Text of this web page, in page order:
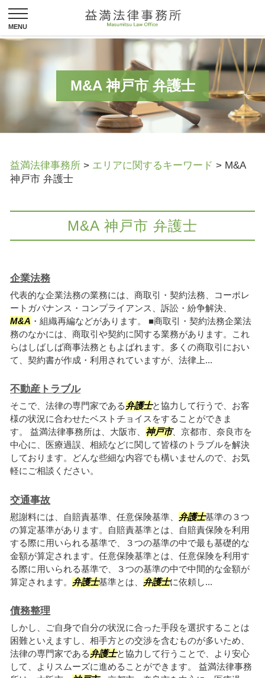
M&A 神戸市 弁護士
益満法律事務所 > エリアに関するキーワード > M&A
神戸市 弁護士
M&A 神戸市 弁護士
企業法務
代表的な企業法務の業務には、商取引・契約法務、コーポレ
ートガバナンス・コンプライアンス、訴訟・紛争解決、
M&A ・組織再編などがあります。 ■商取引・契約法務企業法
務のなかには、商取引や契約に関する業務があります。これ
らはしばしば商事法務ともよばれます。多くの商取引におい
て、契約書が作成・利用されていますが、法律上...
不動産トラブル
そこで、法律の専門家である弁護士と協力して行うで、お客
様の状況に合わせたベストチョイスをすることができま
す。 益満法律事務所は、大阪市、 神戸市、京都市、奈良市を
中心に、医療過誤、相続などに関して皆様のトラブルを解決
しております。どんな些細な内容でも構いませんので、お気
軽にご相談ください。
交通事故
慰謝料には、自賠責基準、任意保険基準、 弁護士基準の３つ
の算定基準があります。自賠責基準とは、自賠責保険を利用
する際に用いられる基準で、３つの基準の中で最も基礎的な
金額が算定されます。任意保険基準とは、任意保険を利用す
る際に用いられる基準で、３つの基準の中で中間的な金額が
算定されます。 弁護士基準とは、 弁護士に依頼し...
債務整理
しかし、ご自身で自分の状況に合った手段を選択することは
困難といえますし、相手方との交渉を含むものが多いため、
法律の専門家である弁護士と協力して行うことで、より安心
して、よりスムーズに進めることができます。 益満法律事務